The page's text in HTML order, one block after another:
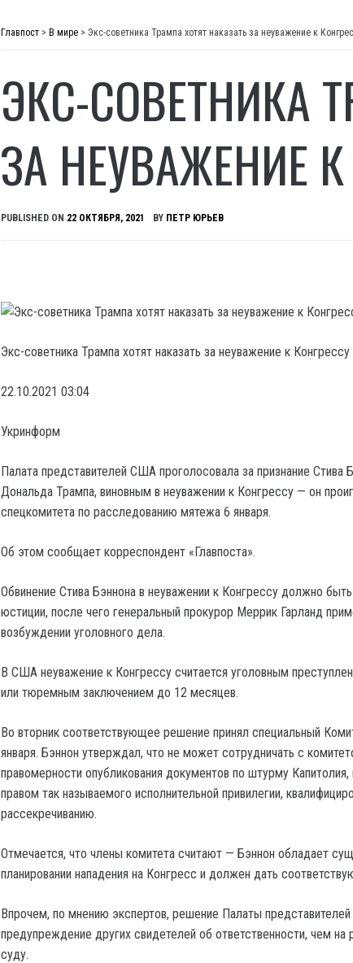
Главпост > В мире > Экс-советника Трампа хотят наказать за неуважение к
ЭКС-СОВЕТНИКА
ЗА НЕУВАЖЕНИЕ
PUBLISHED ON 22 ОКТЯБРЯ, 2021 BY ПЕТР ЮРЬЕВ
Экс-советника Трампа хотят наказать за неуважение к Конгрессу
22.10.2021 03:04
Укринформ
Палата представителей США проголосовала за признание Стива
Дональда Трампа, виновным в неуважении к Конгрессу — он
спецкомитета по расследованию мятежа 6 января.
Об этом сообщает корреспондент «Главпоста».
Обвинение Стива Бэннона в неуважении к Конгрессу должно
юстиции, после чего генеральный прокурор Меррик Гарланд
возбуждении уголовного дела.
В США неуважение к Конгрессу считается уголовным
или тюремным заключением до 12 месяцев.
Во вторник соответствующее решение принял специальный
января. Бэннон утверждал, что не может сотрудничать с
правомерности опубликования документов по штурму
правом так называемого исполнительной привилегии,
рассекречиванию.
Отмечается, что члены комитета считают — Бэннон обладает
планировании нападения на Конгресс и должен дать
Впрочем, по мнению экспертов, решение Палаты представителей
предупреждение других свидетелей об ответственности, чем на
суду.